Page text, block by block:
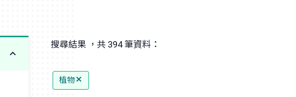
搜尋結果 ，共 394 筆資料：
植物